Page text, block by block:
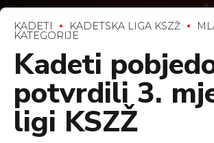
KADETI KADETSKA LIGA KSZŽ
KATEGORIJE
Kadeti
potvrdili 3.
ligi KSZŽ